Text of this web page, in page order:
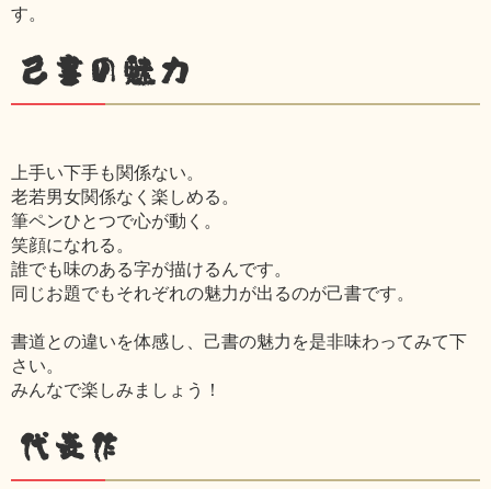
す。
己書の魅力
上手い下手も関係ない。
老若男女関係なく楽しめる。
筆ペンひとつで心が動く。
笑顔になれる。
誰でも味のある字が描けるんです。
同じお題でもそれぞれの魅力が出るのが己書です。
書道との違いを体感し、己書の魅力を是非味わってみて下
さい。
みんなで楽しみましょう！
代表作